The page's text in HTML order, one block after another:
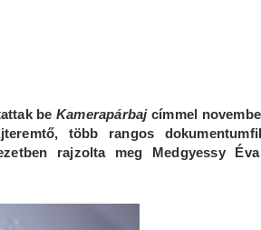
beKamerapárbajcímmel
több rangos
rajzolta meg Medgyessy